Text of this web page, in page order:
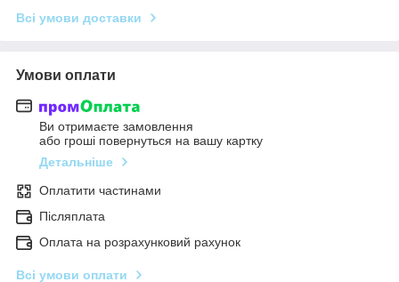
Всі умови доставки
Умови оплати
Ви отримаєте замовлення
або гроші повернуться на вашу картку
Детальніше
Оплатити частинами
Післяплата
Оплата на розрахунковий рахунок
Всі умови оплати